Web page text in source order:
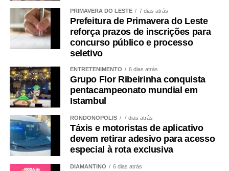
PRIMAVERA DO LESTE 7 dias atrás
Prefeitura de Primavera do Leste
reforça prazos de inscrições para
concurso público e processo
seletivo
ENTRETENIMENTO 6 dias atrás
Grupo Flor Ribeirinha conquista
pentacampeonato mundial em
Istambul
RONDONÓPOLIS 7 dias atrás
Táxis e motoristas de aplicativo
devem retirar adesivo para acesso
especial à rota exclusiva
DIAMANTINO 6 dias atrás